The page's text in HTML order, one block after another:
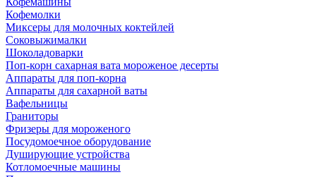
Кофемолки
Миксеры для молочных коктейлей
Соковыжималки
Шоколадоварки
Поп-корн сахарная вата мороженое десерты
Аппараты для поп-корна
Аппараты для сахарной ваты
Вафельницы
Граниторы
Фризеры для мороженого
Посудомоечное оборудование
Душирующие устройства
Котломоечные машины